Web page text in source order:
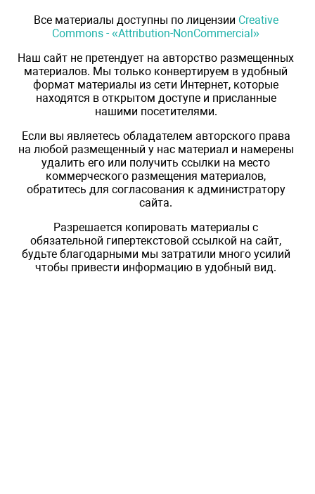
Все материалы доступны по лицензии Creative
Commons - «Attribution-NonCommercial»
Наш сайт не претендует на авторство размещенных
материалов. Мы только конвертируем в удобный
формат материалы из сети Интернет, которые
находятся в открытом доступе и присланные
нашими посетителями.
Если вы являетесь обладателем авторского права
на любой размещенный у нас материал и намерены
удалить его или получить ссылки на место
коммерческого размещения материалов,
обратитесь для согласования к администратору
сайта.
Разрешается копировать материалы с
обязательной гипертекстовой ссылкой на сайт,
будьте благодарными мы затратили много усилий
чтобы привести информацию в удобный вид.